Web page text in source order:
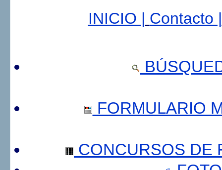
INICIO | Contacto |
FORMULARIO
CONCURSOS DE